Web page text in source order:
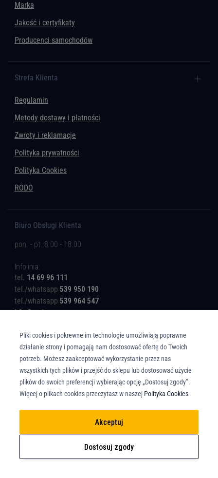
Marka
Jakość i certyfikaty
Producenci samochodów
Strefa Klienta
Regulamin
Metody dostawy i płatności
Zwroty i reklamacje
Polityka prywatności
Polityka Cookies
RODO
Biuro Obsługi Klienta
pon. - pt. 8.00 - 18.00
Infolinia:
tel. 14 69 96 111
tel./whatsapp 539 950 190
tel./whatsapp 539 964 547
b2c@rotinger.com
Copyright © Union Parts Sp. z o.o. - Wszelkie prawa zastrzeżone. All rights
reserved.
Pliki cookies i pokrewne im technologie umożliwiają poprawne
działanie strony i pomagają nam dostosować ofertę do Twoich
potrzeb. Możesz zaakceptować wykorzystanie przez nas
wszystkich tych plików i przejść do sklepu lub dostosować użycie
plików do swoich preferencji wybierając opcję „Dostosuj zgody”.
Więcej o plikach cookies przeczytasz w naszej Polityka Cookies
Akceptuj
Dostosuj zgody